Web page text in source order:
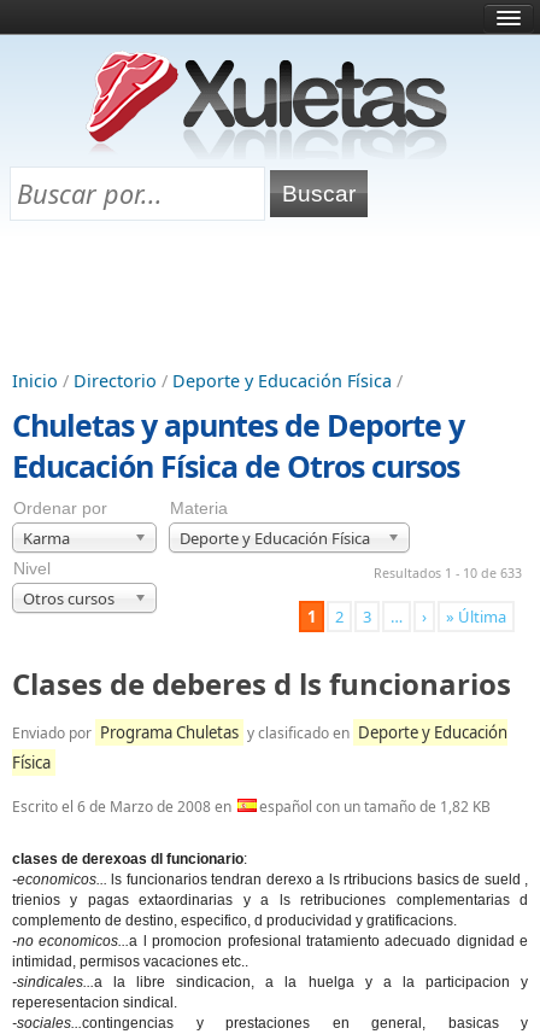
¿Qué es esto?
Directorio
Chuletas para exámenes
Inicio / Directorio / Deporte y Educación Física /
Chuletas y apuntes de Deporte y
Educación Física de Otros cursos
Ordenar por
Karma
Materia
Deporte y Educación Física
Nivel
Otros cursos
Resultados 1 - 10 de 633
1 2 3 … › » Última
Clases de deberes d ls funcionarios
Enviado por Programa Chuletas y clasificado en Deporte y Educación
Física
Escrito el 6 de Marzo de 2008en español con un tamaño de 1,82 KB
clases de derexoas dl funcionario:
-economicos... ls funcionarios tendran derexo a ls rtribucions basics de sueld ,
trienios y pagas extaordinarias y a ls retribuciones complementarias d
complemento de destino, especifico, d producividad y gratificacions.
-no economicos...a l promocion profesional tratamiento adecuado dignidad e
intimidad, permisos vacaciones etc..
-sindicales...a la libre sindicacion, a la huelga y a la participacion y
reperesentacion sindical.
-sociales...contingencias y prestaciones en general, basicas y